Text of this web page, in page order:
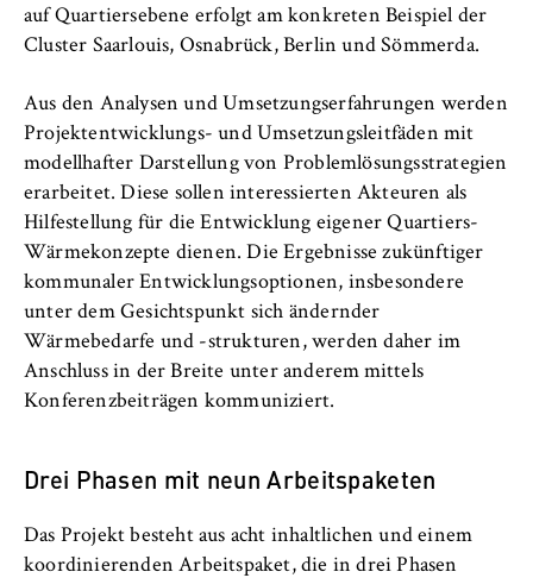
auf Quartiersebene erfolgt am konkreten Beispiel der
Cluster Saarlouis, Osnabrück, Berlin und Sömmerda.
Aus den Analysen und Umsetzungserfahrungen werden
Projektentwicklungs- und Umsetzungsleitfäden mit
modellhafter Darstellung von Problemlösungsstrategien
erarbeitet. Diese sollen interessierten Akteuren als
Hilfestellung für die Entwicklung eigener Quartiers-
Wärmekonzepte dienen. Die Ergebnisse zukünftiger
kommunaler Entwicklungsoptionen, insbesondere
unter dem Gesichtspunkt sich ändernder
Wärmebedarfe und -strukturen, werden daher im
Anschluss in der Breite unter anderem mittels
Konferenzbeiträgen kommuniziert.
Drei Phasen mit neun Arbeitspaketen
Das Projekt besteht aus acht inhaltlichen und einem
koordinierenden Arbeitspaket, die in drei Phasen
Name:
VISITOR_INFO1_LIVE, YSC, yt-remote-
Anbieter:
Google Ireland Limited
Zweck:
Erlaubt das Anzeigen und Abspielen von
eingebetteten YouTube-Videos, wobei Daten
an Google übertragen und Cookies gesetzt
werden.
Cookie Laufzeit:
bis zu 2 Jahre
Matomo